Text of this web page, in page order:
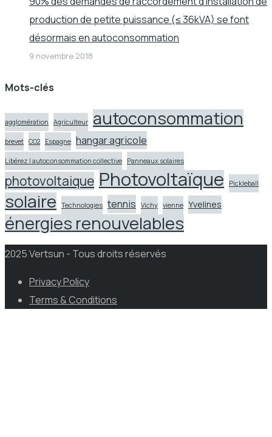
production de petite puissance (≤ 36kVA) se font
désormais en autoconsommation
9 novembre 2018
Mots-clés
agglomération Agriculteur autoconsommation
brevet CO2 Espagne hangar agricole
Libérez l autoconsommation collective Panneaux solaires
photovoltaique Photovoltaïque Pickleball
solaire Technologies tennis Vichy vienne Yvelines
énergies renouvelables
2025 Vertsun - Tous droits réservés
Privacy Policy
Terms & Conditions